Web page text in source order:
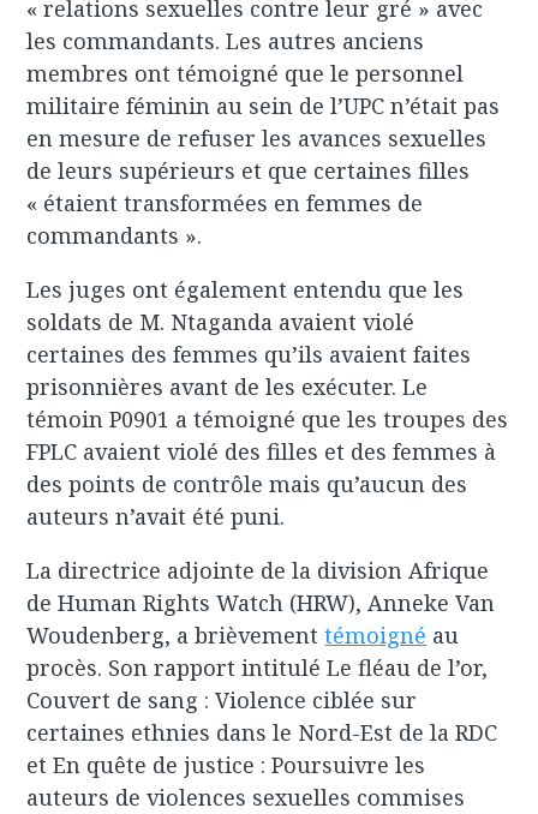
« relations sexuelles contre leur gré » avec
les commandants. Les autres anciens
membres ont témoigné que le personnel
militaire féminin au sein de l’UPC n’était pas
en mesure de refuser les avances sexuelles
de leurs supérieurs et que certaines filles
« étaient transformées en femmes de
commandants ».
Les juges ont également entendu que les
soldats de M. Ntaganda avaient violé
certaines des femmes qu’ils avaient faites
prisonnières avant de les exécuter. Le
témoin P0901 a témoigné que les troupes des
FPLC avaient violé des filles et des femmes à
des points de contrôle mais qu’aucun des
auteurs n’avait été puni.
La directrice adjointe de la division Afrique
de Human Rights Watch (HRW), Anneke Van
Woudenberg, a brièvementtémoigné au
procès. Son rapport intitulé Le fléau de l’or,
Couvert de sang : Violence ciblée sur
certaines ethnies dans le Nord-Est de la RDC
et En quête de justice : Poursuivre les
auteurs de violences sexuelles commises